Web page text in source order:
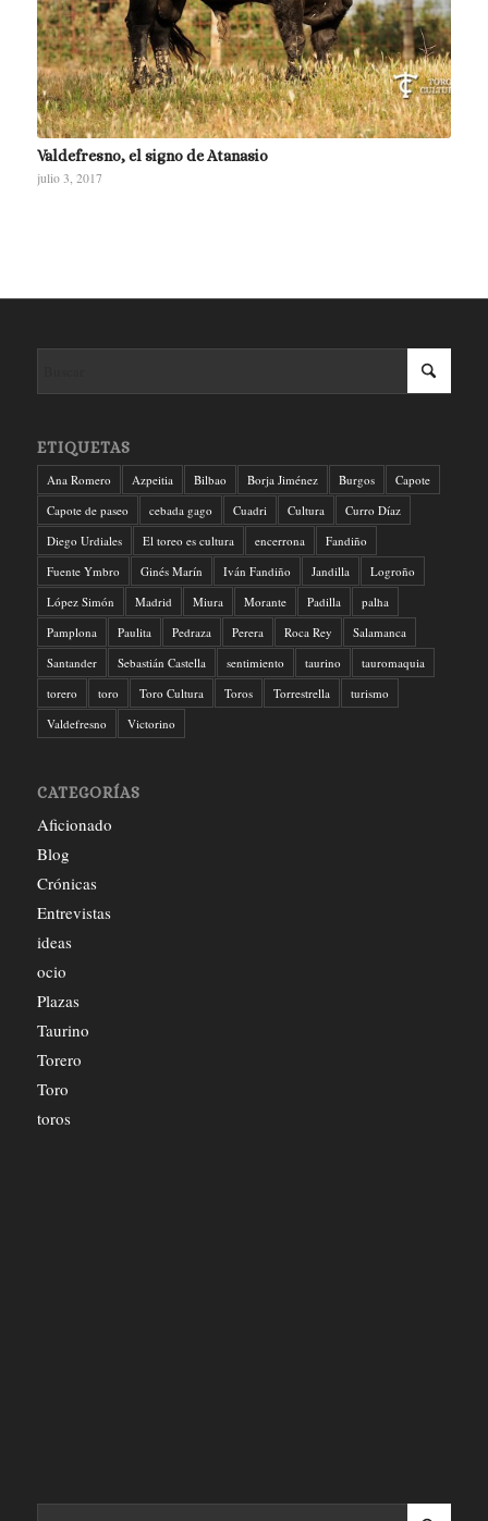
Valdefresno, el signo de Atanasio
julio 3, 2017
ETIQUETAS
Ana Romero Azpeitia Bilbao Borja Jiménez Burgos
Capote
Capote de paseo
cebada gago Cuadri Cultura
Curro Díaz
Diego Urdiales
El toreo es cultura encerrona
Fandiño
Fuente Ymbro
Ginés Marín Iván Fandiño Jandilla
Logroño
López Simón
Madrid Miura Morante Padilla
palha
Pamplona
Paulita Pedraza Perera Roca Rey
Salamanca
Santander
Sebastián Castella sentimiento taurino
tauromaquia
torero
toro Toro Cultura Toros Torrestrella
turismo
Valdefresno
Victorino
CATEGORÍAS
Aficionado
Blog
Crónicas
Entrevistas
ideas
ocio
Plazas
Taurino
Torero
Toro
toros